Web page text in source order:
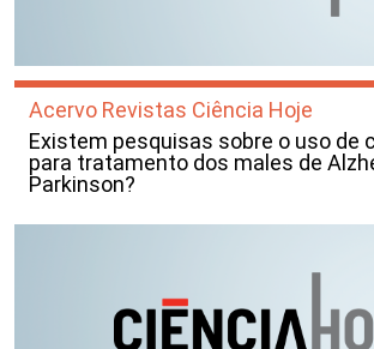
Acervo Revistas Ciência Hoje
Existem pesquisas sobre o uso de
para tratamento dos males de
Parkinson?